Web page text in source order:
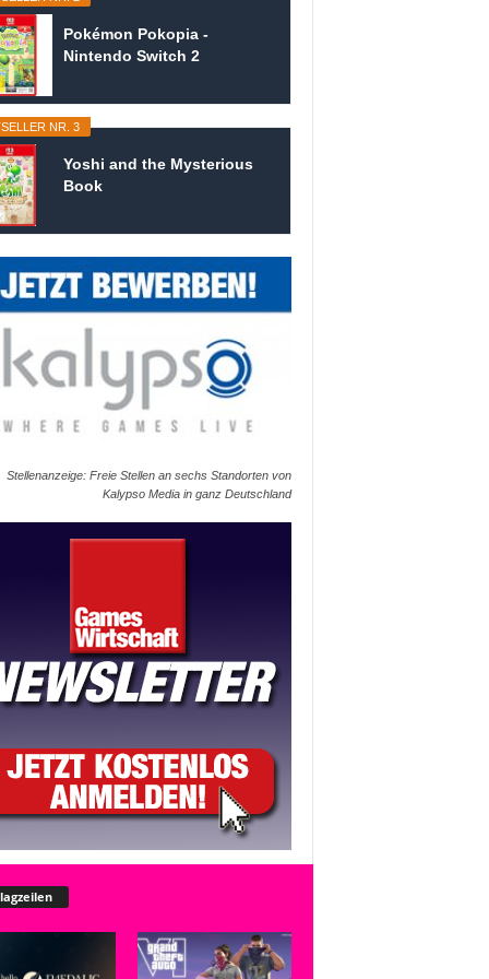
Pokémon Pokopia -
Nintendo Switch 2
NR. 3
Yoshi and the Mysterious
Book
Stellenanzeige: Freie Stellen an sechs Standorten von
Kalypso Media in ganz Deutschland